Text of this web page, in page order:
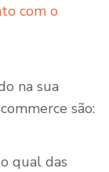
com o
na sua
são:
qual das